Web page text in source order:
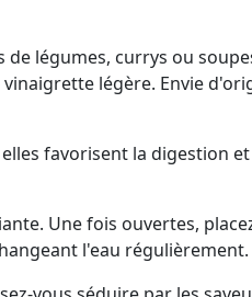
légumes, currys ou
légère. Envie
favorisent la digestion
Une fois ouvertes,
l'eau régulièrement.